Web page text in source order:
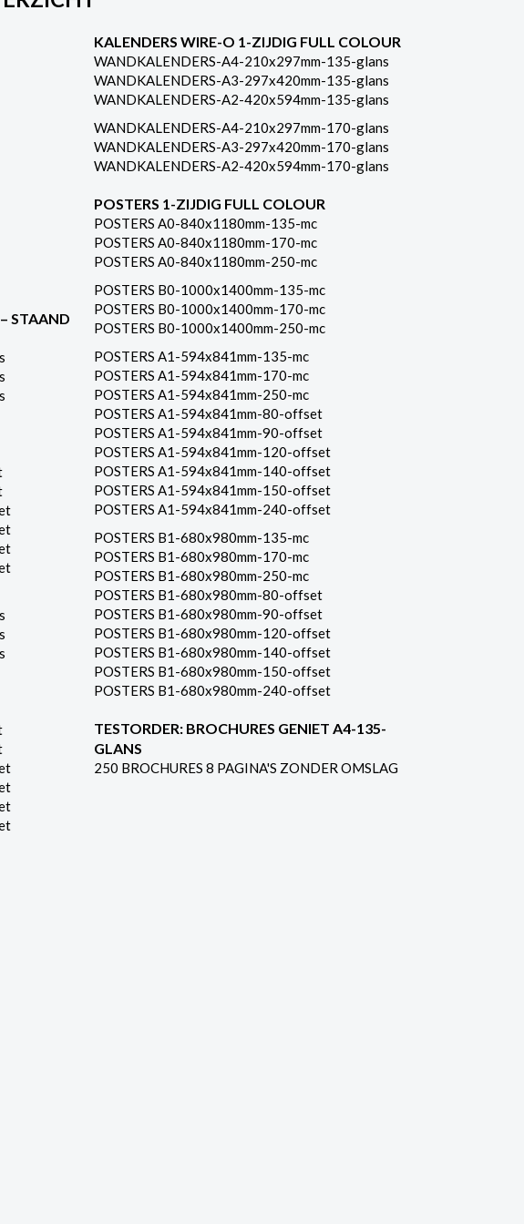
STAAND
KALENDERS WIRE-O 1-ZIJDIG FULL COLOUR
WANDKALENDERS-A4-210x297mm-135-glans
WANDKALENDERS-A3-297x420mm-135-glans
WANDKALENDERS-A2-420x594mm-135-glans
WANDKALENDERS-A4-210x297mm-170-glans
WANDKALENDERS-A3-297x420mm-170-glans
WANDKALENDERS-A2-420x594mm-170-glans
POSTERS 1-ZIJDIG FULL COLOUR
POSTERS A0-840x1180mm-135-mc
POSTERS A0-840x1180mm-170-mc
POSTERS A0-840x1180mm-250-mc
POSTERS B0-1000x1400mm-135-mc
POSTERS B0-1000x1400mm-170-mc
POSTERS B0-1000x1400mm-250-mc
POSTERS A1-594x841mm-135-mc
POSTERS A1-594x841mm-170-mc
POSTERS A1-594x841mm-250-mc
POSTERS A1-594x841mm-80-offset
POSTERS A1-594x841mm-90-offset
POSTERS A1-594x841mm-120-offset
POSTERS A1-594x841mm-140-offset
POSTERS A1-594x841mm-150-offset
POSTERS A1-594x841mm-240-offset
POSTERS B1-680x980mm-135-mc
POSTERS B1-680x980mm-170-mc
POSTERS B1-680x980mm-250-mc
POSTERS B1-680x980mm-80-offset
POSTERS B1-680x980mm-90-offset
POSTERS B1-680x980mm-120-offset
POSTERS B1-680x980mm-140-offset
POSTERS B1-680x980mm-150-offset
POSTERS B1-680x980mm-240-offset
TESTORDER: BROCHURES GENIET A4-135-
GLANS
250 BROCHURES 8 PAGINA'S ZONDER OMSLAG